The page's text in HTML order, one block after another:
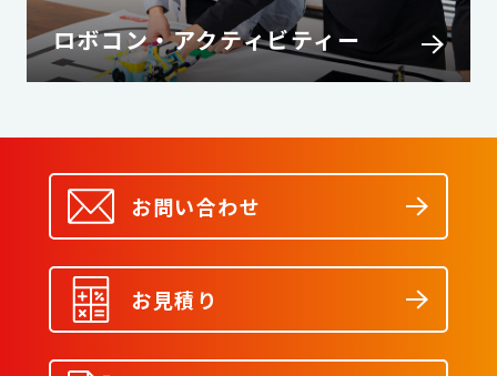
ロボコン・アクティビティー
お問い合わせ
お見積り